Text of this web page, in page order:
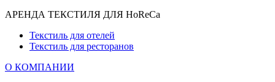
АРЕНДА ТЕКСТИЛЯ ДЛЯ HoReCa
Текстиль для отелей
Текстиль для ресторанов
О КОМПАНИИ